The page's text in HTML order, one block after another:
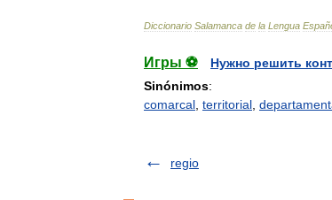
Diccionario Salamanca de la Lengua
Игры ⚽
Нужно решить
Sinónimos:
comarcal territorial
regio